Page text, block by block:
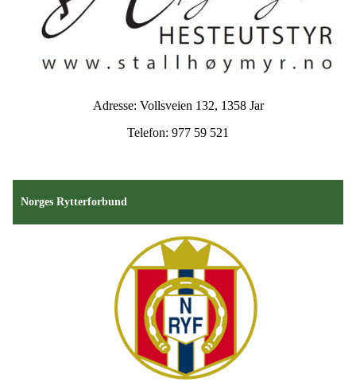
Adresse: Vollsveien 132, 1358 Jar
Telefon: 977 59 521
Norges Rytterforbund